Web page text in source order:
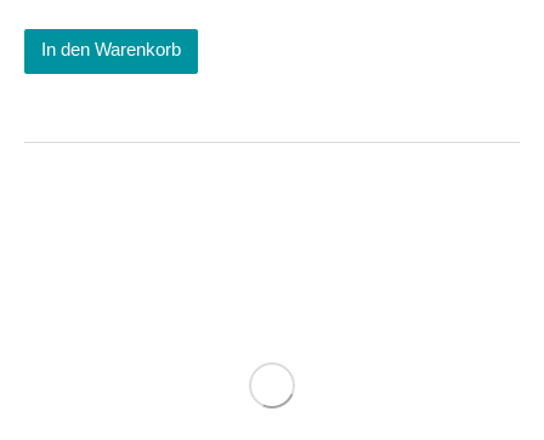
In den Warenkorb